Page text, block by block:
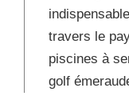
travers le
piscines à
golf